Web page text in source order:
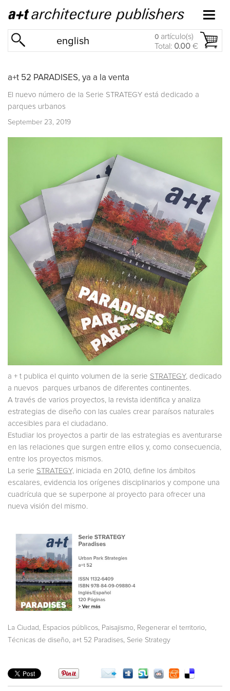
english 0 artículo(s)
Total: 0.00 €
a+t 52 PARADISES, ya a la venta
El nuevo número de la Serie STRATEGY está dedicado a
parques urbanos
September 23, 2019
a + t publica el quinto volumen de la serie STRATEGY, dedicado
a nuevos parques urbanos de diferentes continentes.
A través de varios proyectos, la revista identifica y analiza
estrategias de diseño con las cuales crear paraísos naturales
accesibles para el ciudadano.
Estudiar los proyectos a partir de las estrategias es aventurarse
en las relaciones que surgen entre ellos y, como consecuencia,
entre los proyectos mismos.
La serie STRATEGY, iniciada en 2010, define los ámbitos
escalares, evidencia los orígenes disciplinarios y compone una
cuadrícula que se superpone al proyecto para ofrecer una
nueva visión del mismo.
La Ciudad Espacios públicos Paisajismo Regenerar el territorio
Técnicas de diseño a+t 52 Paradises Serie Strategy